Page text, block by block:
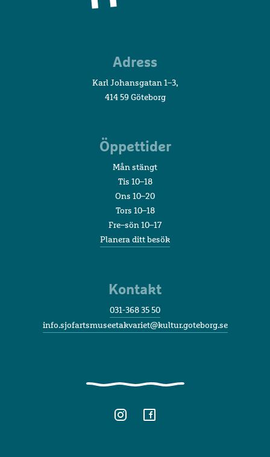
AkvarietAdress
Karl Johansgatan 1–3,
414 59 Göteborg
Öppettider
Mån stängt
Tis 10–18
Ons 10–20
Tors 10–18
Fre–sön 10–17
Planera ditt besök
Kontakt
031-368 35 50
info.sjofartsmuseetakvariet@kultur.goteborg.se